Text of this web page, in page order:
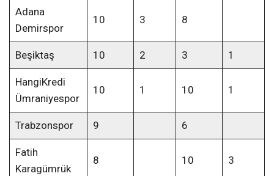
Adana
Demirspor
10 3 8
Beşiktaş 10 2 3 1
HangiKredi
Ümraniyespor
10 1 10 1
Trabzonspor 9 6
Fatih
Karagümrük
8 10 3